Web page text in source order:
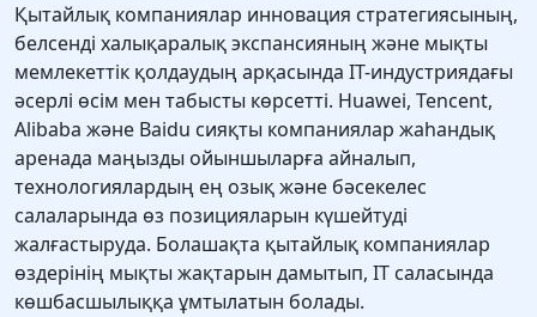
Қытайлық компаниялар инновация стратегиясының,
белсенді халықаралық экспансияның және мықты
мемлекеттік қолдаудың арқасында ІТ-индустриядағы
әсерлі өсім мен табысты көрсетті. Huawei, Tencent,
Alibaba және Baidu сияқты компаниялар жаһандық
аренада маңызды ойыншыларға айналып,
технологиялардың ең озық және бәсекелес
салаларында өз позицияларын күшейтуді
жалғастыруда. Болашақта қытайлық компаниялар
өздерінің мықты жақтарын дамытып, IT саласында
көшбасшылыққа ұмтылатын болады.